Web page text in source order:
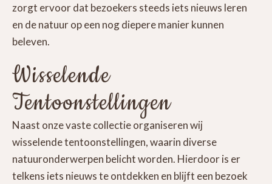
zorgt ervoor dat bezoekers steeds iets nieuws leren
en de natuur op een nog diepere manier kunnen
beleven.
Wisselende
Tentoonstellingen
Naast onze vaste collectie organiseren wij
wisselende tentoonstellingen, waarin diverse
natuuronderwerpen belicht worden. Hierdoor is er
telkens iets nieuws te ontdekken en blijft een bezoek